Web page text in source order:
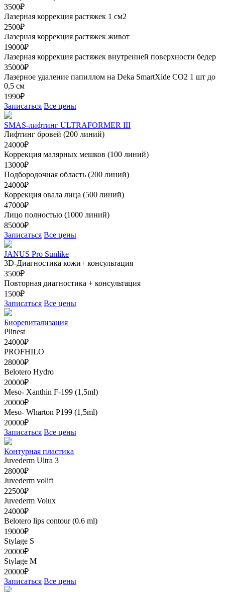
3500₽
Лазерная коррекция растяжек 1 см2
2500₽
Лазерная коррекция растяжек живот
19000₽
Лазерная коррекция растяжек внутренней поверхности бедер
35000₽
Лазерное удаление папиллом на Deka SmartXide CO2 1 шт до
0,5 см
1990₽
Записаться Все цены
SMAS-лифтинг ULTRAFORMER III
Лифтинг бровей (200 линий)
24000₽
Коррекция малярных мешков (100 линий)
13000₽
Подбородочная область (200 линий)
24000₽
Коррекция овала лица (500 линий)
47000₽
Лицо полностью (1000 линий)
85000₽
Записаться Все цены
JANUS Pro Sunlike
3D-Диагностика кожи+ консультация
3500₽
Повторная диагностика + консультация
1500₽
Записаться Все цены
Биоревитализация
Plinest
24000₽
PROFHILO
28000₽
Belotero Hydro
20000₽
Meso- Xanthin F-199 (1,5ml)
20000₽
Meso- Wharton Р199 (1,5ml)
20000₽
Записаться Все цены
Контурная пластика
Juvederm Ultra 3
28000₽
Juvederm volift
22500₽
Juvederm Volux
24000₽
Belotero lips contour (0.6 ml)
19000₽
Stylage S
20000₽
Stylage M
20000₽
Записаться Все цены